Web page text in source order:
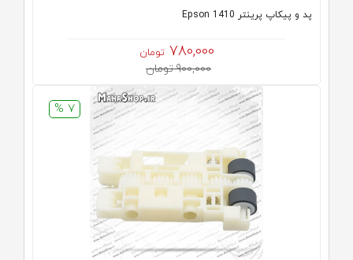
پد و پیکاپ پرینتر 1410 Epson
780,000 تومان
900,000 تومان
7 %